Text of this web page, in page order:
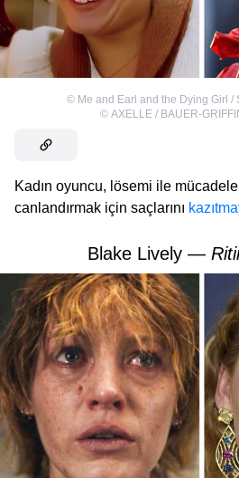
© Me and Earl and the Dying Girl /
© AXELLE / BAUER-
Kadın oyuncu, lösemi ile mücadele
canlandırmak için saçlarını
Blake Lively —